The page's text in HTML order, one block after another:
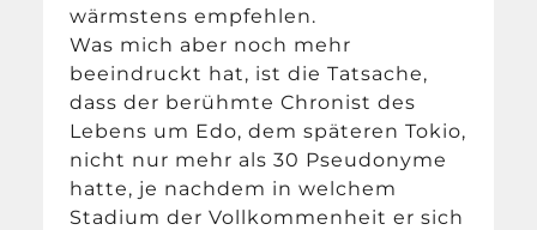
wärmstens empfehlen.
Was mich aber noch mehr
beeindruckt hat, ist die Tatsache,
dass der berühmte Chronist des
Lebens um Edo, dem späteren Tokio,
nicht nur mehr als 30 Pseudonyme
hatte, je nachdem in welchem
Stadium der Vollkommenheit er sich